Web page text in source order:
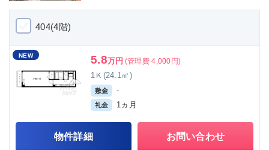
404(4階)
NEW 5.8万円 (管理費 4,000円)
1Ｋ(24.1㎡)
敷金 -
礼金 1ヵ月
物件詳細 お問い合わせ